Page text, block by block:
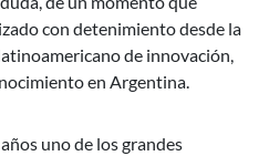
con detenimiento desde la
de innovación,
en Argentina.
uno de los grandes